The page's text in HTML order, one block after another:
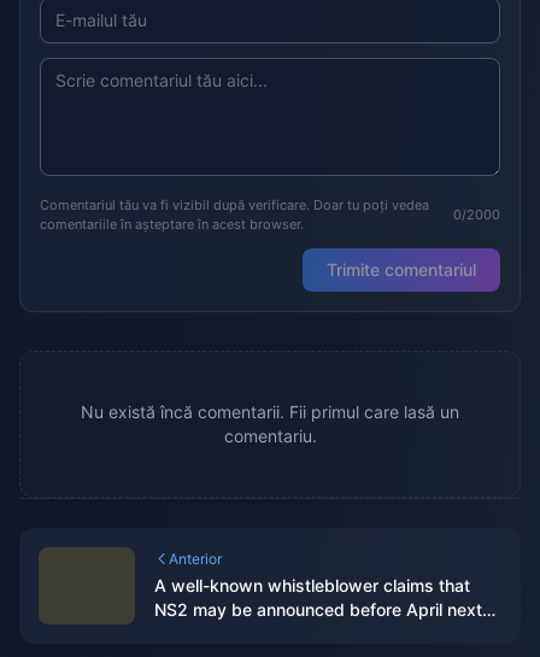
Comentariul tău va fi vizibil după verificare. Doar tu poți vedea
comentariile în așteptare în acest browser.
0/2000
Trimite comentariul
Nu există încă comentarii. Fii primul care lasă un
comentariu.
Anterior
A well-known whistleblower claims that
NS2 may be announced before April next